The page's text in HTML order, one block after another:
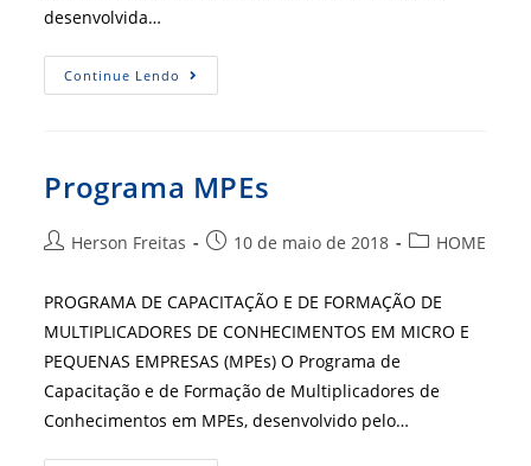
desenvolvida…
Continue Lendo Pesquisa
Perfil
Programa MPEs
Autor
post:
Herson Freitas
Post10 de maio de 2018
Categoria
post:
HOME
PROGRAMA DE CAPACITAÇÃO E DE FORMAÇÃO DE
MULTIPLICADORES DE CONHECIMENTOS EM MICRO E
PEQUENAS EMPRESAS (MPEs) O Programa de
Capacitação e de Formação de Multiplicadores de
Conhecimentos em MPEs, desenvolvido pelo…